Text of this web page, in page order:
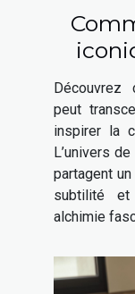
Découvrez
peut
inspirer la
L’univers
partagent
subtilité et
alchimie